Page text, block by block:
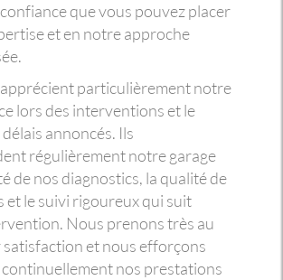
que vous pouvez placer
et en notre approche
particulièrement notre
lors des interventions et le
annoncés. Ils
régulièrement notre garage
de nos diagnostics, la qualité de
et le suivi rigoureux qui suit
Nous prenons très au
satisfaction et nous efforçons
nos prestations